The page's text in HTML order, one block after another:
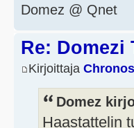
Domez @ Qnet
Re: Domezi
Kirjoittaja Chronos
Domez
Haastattelin